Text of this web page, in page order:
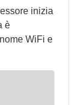
inizia
è
WiFi e